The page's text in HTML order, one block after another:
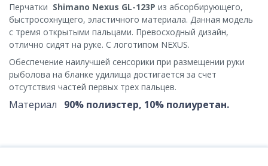
Перчатки Shimano Nexus GL-123P из абсорбирующего,
быстросохнущего, эластичного материала. Данная модель
с тремя открытыми пальцами. Превосходный дизайн,
отлично сидят на руке. С логотипом NEXUS.
Обеспечение наилучшей сенсорики при размещении руки
рыболова на бланке удилища достигается за счет
отсутствия частей первых трех пальцев.
Материал 90% полиэстер, 10% полиуретан.